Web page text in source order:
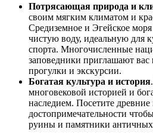
Потрясающая природа и
своим мягким климатом и
Средиземное и Эгейское
чистую воду, идеальную для
спорта. Многочисленные
заповедники приглашают вас
прогулки и экскурсии.
Богатая культура и история
многовековой историей и
наследием. Посетите древние
достопримечательности
руины и памятники